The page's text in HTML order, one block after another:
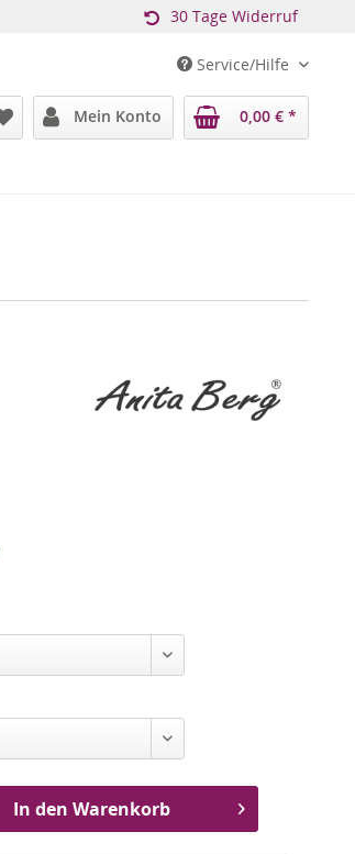
30 Tage Widerruf
Service/Hilfe
Mein Konto 0,00 € *
In den Warenkorb